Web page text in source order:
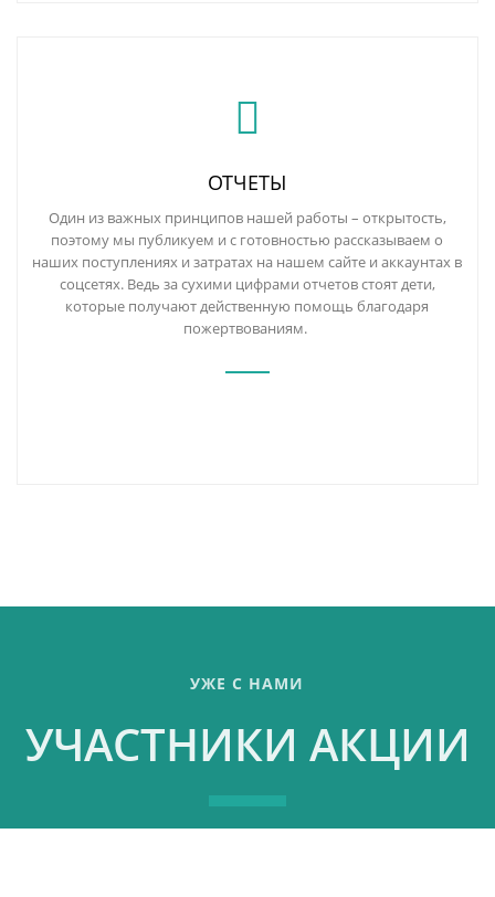
ОТЧЕТЫ
Один из важных принципов нашей работы – открытость,
поэтому мы публикуем и с готовностью рассказываем о
наших поступлениях и затратах на нашем сайте и аккаунтах в
соцсетях. Ведь за сухими цифрами отчетов стоят дети,
которые получают действенную помощь благодаря
пожертвованиям.
УЖЕ С НАМИ
УЧАСТНИКИ АКЦИИ